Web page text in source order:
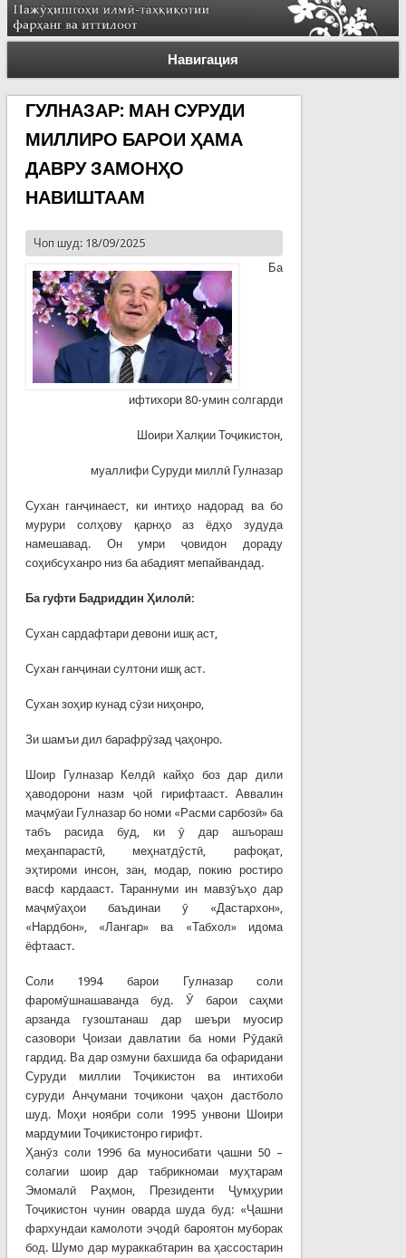
Навигация
ГУЛНАЗАР: МАН СУРУДИ
МИЛЛИРО БАРОИ ҲАМА
ДАВРУ ЗАМОНҲО
НАВИШТААМ
Чоп шуд: 18/09/2025
Ба
ифтихори 80-умин солгарди
Шоири Халқии Тоҷикистон,
муаллифи Суруди миллӣ Гулназар
Сухан ганҷинаест, ки интиҳо надорад ва бо
мурури солҳову қарнҳо аз ёдҳо зудуда
намешавад. Он умри ҷовидон дораду
соҳибсуханро низ ба абадият мепайвандад.
Ба гуфти Бадриддин Ҳилолӣ:
Сухан сардафтари девони ишқ аст,
Сухан ганҷинаи султони ишқ аст.
Сухан зоҳир кунад сӯзи ниҳонро,
Зи шамъи дил барафрӯзад ҷаҳонро.
Шоир Гулназар Келдӣ кайҳо боз дар дили
ҳаводорони назм ҷой гирифтааст. Аввалин
маҷмӯаи Гулназар бо номи «Расми сарбозӣ» ба
табъ расида буд, ки ӯ дар ашъораш
меҳанпарастӣ, меҳнатдӯстӣ, рафоқат,
эҳтироми инсон, зан, модар, покию ростиро
васф кардааст. Тараннуми ин мавзӯъҳо дар
маҷмӯаҳои баъдинаи ӯ «Дастархон»,
«Нардбон», «Лангар» ва «Табхол» идома
ёфтааст.
Соли 1994 барои Гулназар соли
фаромӯшнашаванда буд. Ӯ барои саҳми
арзанда гузоштанаш дар шеъри муосир
сазовори Ҷоизаи давлатии ба номи Рӯдакӣ
гардид. Ва дар озмуни бахшида ба офаридани
Суруди миллии Тоҷикистон ва интихоби
суруди Анҷумани тоҷикони ҷаҳон дастболо
шуд. Моҳи ноябри соли 1995 унвони Шоири
мардумии Тоҷикистонро гирифт.
Ҳанӯз соли 1996 ба муносибати ҷашни 50 –
солагии шоир дар табрикномаи муҳтарам
Эмомалӣ Раҳмон, Президенти Ҷумҳурии
Тоҷикистон чунин оварда шуда буд: «Ҷашни
фархундаи камолоти эҷодӣ бароятон муборак
бод. Шумо дар мураккабтарин ва ҳассостарин